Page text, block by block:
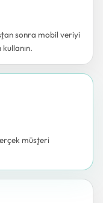
sonra mobil veriyi
müşteri